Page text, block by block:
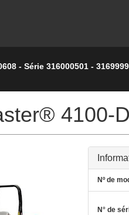
- Série 316000501 -
4100-D
Nº de
N° de